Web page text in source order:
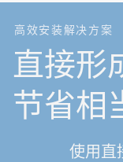
高效安装解决方案
直接形
节省相
使用直